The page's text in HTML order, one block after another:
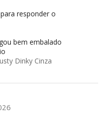
responder o
bem embalado
Dinky Cinza